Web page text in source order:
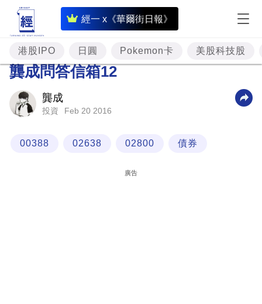
經一 x《華爾街日報》
即
時
財
經
資
港股IPO 日圓 Pokemon卡 美股科技股
龔成問答信箱12
龔成
投資 Feb 20 2016
00388 02638 02800 債券
廣告